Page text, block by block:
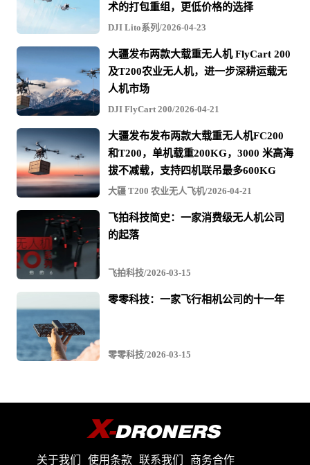
术的打包重组，更低价格的选择
DJI Lito系列/2026-04-23
大疆发布两款大载重无人机 FlyCart 200
及T200农业无人机，进一步深耕运载无
人机市场
DJI FlyCart 200/2026-04-21
大疆发布发布两款大载重无人机FC200
和T200，单机载重200KG，3000 米高海
拔不减载，支持四机联吊最多600KG
大疆 T200 农业无人飞机/2026-04-21
飞拍科技简史：一家消费级无人机公司
的起落
飞拍科技/2026-03-15
零零科技：一家飞行相机公司的十一年
零零科技/2026-03-15
关于我们 使用条款 联系我们 商务合作